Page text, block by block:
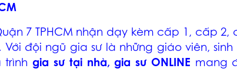
7 TPHCM nhận dạy kèm cấp 1, cấp 2,
Với đội ngũ gia sư là những giáo viên, sinh
trìnhgia sư tại nhà, gia sư ONLINE mang